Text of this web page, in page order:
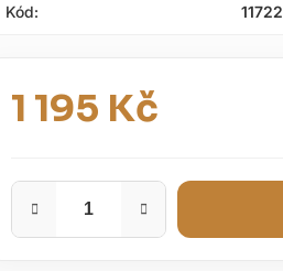
Kód: 11722
1 195 Kč
Měrná cena: